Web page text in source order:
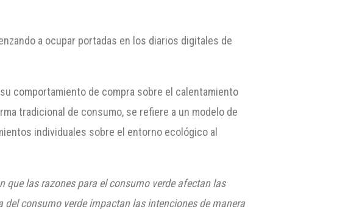
a ocupar portadas en los diarios digitales de
comportamiento de compra sobre el calentamiento
tradicional de consumo, se refiere a un modelo de
individuales sobre el entorno ecológico al
que las razones para el consumo verde afectan las
consumo verde impactan las intenciones de manera